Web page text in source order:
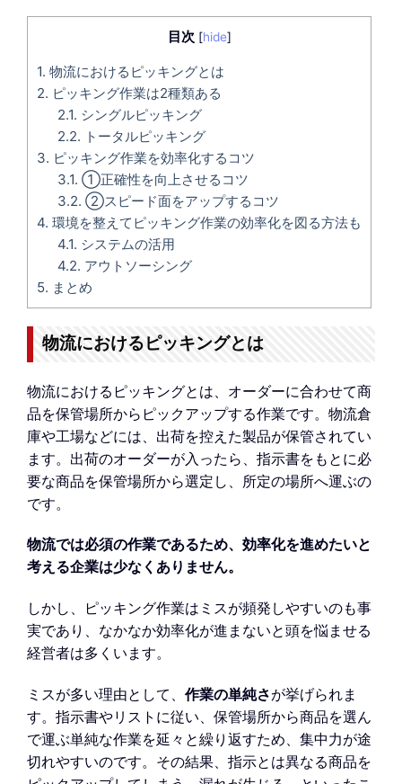
目次 [hide]
1. 物流におけるピッキングとは
2. ピッキング作業は2種類ある
2.1. シングルピッキング
2.2. トータルピッキング
3. ピッキング作業を効率化するコツ
3.1. ①正確性を向上させるコツ
3.2. ②スピード面をアップするコツ
4. 環境を整えてピッキング作業の効率化を図る方法も
4.1. システムの活用
4.2. アウトソーシング
5. まとめ
物流におけるピッキングとは
物流におけるピッキングとは、オーダーに合わせて商
品を保管場所からピックアップする作業です。物流倉
庫や工場などには、出荷を控えた製品が保管されてい
ます。出荷のオーダーが入ったら、指示書をもとに必
要な商品を保管場所から選定し、所定の場所へ運ぶの
です。
物流では必須の作業であるため、効率化を進めたいと
考える企業は少なくありません。
しかし、ピッキング作業はミスが頻発しやすいのも事
実であり、なかなか効率化が進まないと頭を悩ませる
経営者は多くいます。
ミスが多い理由として、 作業の単純さが挙げられま
す。指示書やリストに従い、保管場所から商品を選ん
で運ぶ単純な作業を延々と繰り返すため、集中力が途
切れやすいのです。その結果、指示とは異なる商品を